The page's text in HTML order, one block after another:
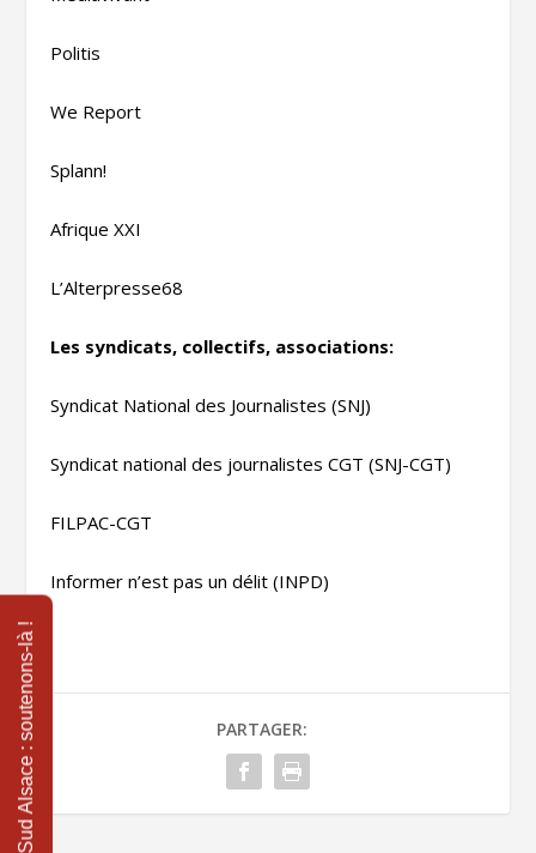
Politis
We Report
Splann!
Afrique XXI
L’Alterpresse68
Les syndicats, collectifs, associations:
Syndicat National des Journalistes (SNJ)
Syndicat national des journalistes CGT (SNJ-CGT)
FILPAC-CGT
Informer n’est pas un délit (INPD)
PARTAGER: